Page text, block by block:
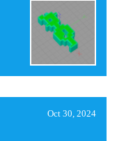
Oct 30, 2024